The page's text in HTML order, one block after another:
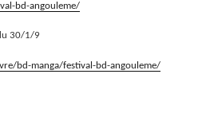
bd-angouleme/
30/1/9
bd-manga/festival-bd-angouleme/